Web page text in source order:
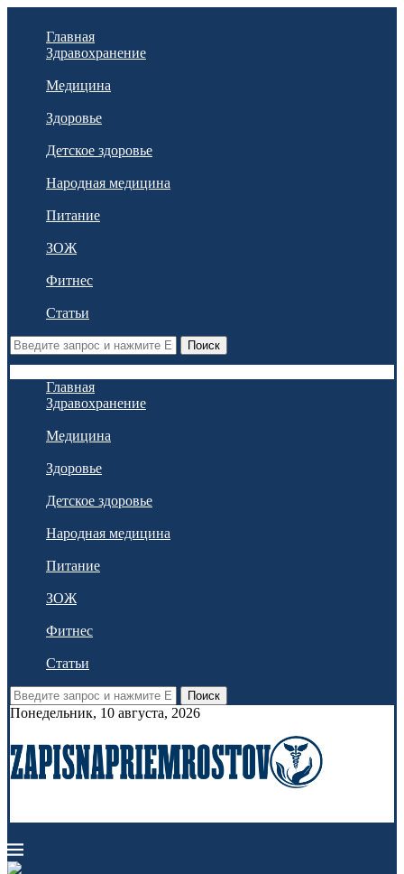
Главная
Здравохранение
Медицина
Здоровье
Детское здоровье
Народная медицина
Питание
ЗОЖ
Фитнес
Статьи
Поиск
Главная
Здравохранение
Медицина
Здоровье
Детское здоровье
Народная медицина
Питание
ЗОЖ
Фитнес
Статьи
Поиск
Понедельник, 10 августа, 2026